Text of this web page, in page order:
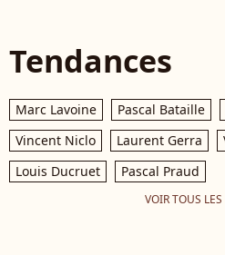
Tendances
Marc Lavoine Pascal Bataille
Vincent Niclo
Laurent Gerra
Louis Ducruet
Pascal Praud
VOIR TOUS LES